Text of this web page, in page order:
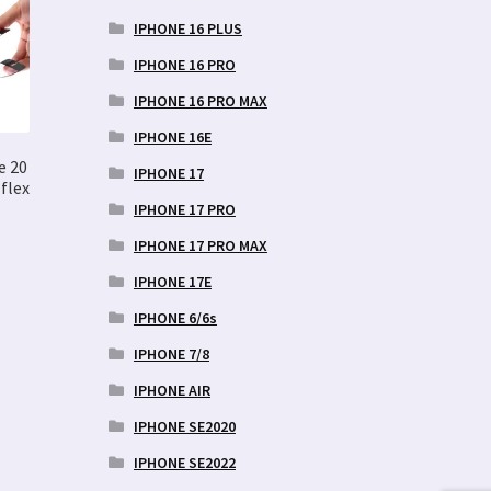
20
IPHONE 16 PLUS
IPHONE 16 PRO
IPHONE 16 PRO MAX
IPHONE 16E
IPHONE 17
IPHONE 17 PRO
IPHONE 17 PRO MAX
IPHONE 17E
IPHONE 6/6s
IPHONE 7/8
IPHONE AIR
IPHONE SE2020
IPHONE SE2022